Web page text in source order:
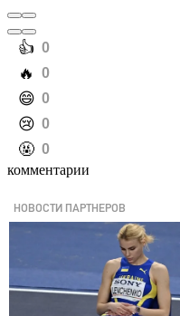
️👍 0
️🔥 0
️😄 0
️😢 0
️🤬 0
комментарии